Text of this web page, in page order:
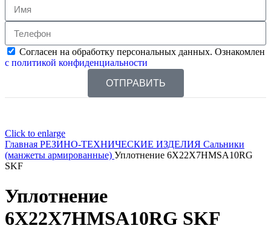
Согласен на обработку персональных данных. Ознакомлен
с политикой конфиденциальности
ОТПРАВИТЬ
Click to enlarge
Главная РЕЗИНО-ТЕХНИЧЕСКИЕ ИЗДЕЛИЯ Сальники
(манжеты армированные) Уплотнение 6X22X7HMSA10RG
SKF
Уплотнение
6X22X7HMSA10RG SKF